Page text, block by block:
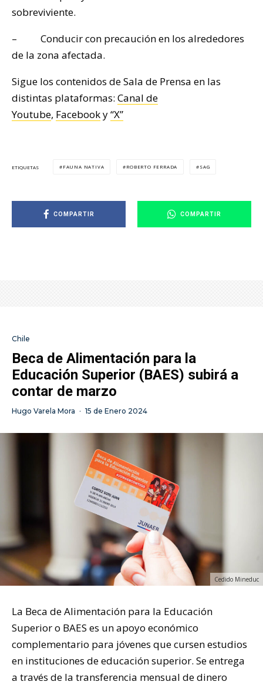
sobreviviente.
– Conducir con precaución en los alrededores
de la zona afectada.
Sigue los contenidos de Sala de Prensa en las
distintas plataformas: Canal de
Youtube, Facebooky“X”
ETIQUETAS FAUNA NATIVA ROBERTO FERRADA SAG
COMPARTIR COMPARTIR
Chile
Beca de Alimentación para la
Educación Superior (BAES) subirá a
contar de marzo
Hugo Varela Mora · 15 de Enero 2024
Cedido Mineduc
La Beca de Alimentación para la Educación
Superior o BAES es un apoyo económico
complementario para jóvenes que cursen estudios
en instituciones de educación superior. Se entrega
a través de la transferencia mensual de dinero